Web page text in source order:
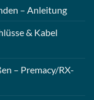
– Anleitung
& Kabel
– Premacy/RX-